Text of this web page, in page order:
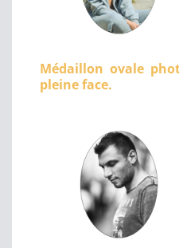
Médaillon ovale
pleine face.